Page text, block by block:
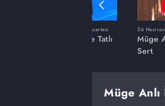
8 Haziran 2026, Pazartesi
Müge Anlı ile Tatlı
26
Müge
Sert
Müge Anlı